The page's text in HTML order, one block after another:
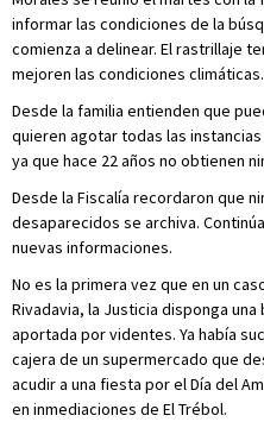
informar las condiciones de la
comienza a delinear. El rastrillaje
mejoren las condiciones climáticas.
Desde la familia entienden que
quieren agotar todas las
ya que hace 22 años no obtienen
Desde la Fiscalía recordaron que
desaparecidos se archiva.
nuevas informaciones.
No es la primera vez que en un
Rivadavia, la Justicia disponga
aportada por videntes. Ya había
cajera de un supermercado que
acudir a una fiesta por el Día del
en inmediaciones de El Trébol.